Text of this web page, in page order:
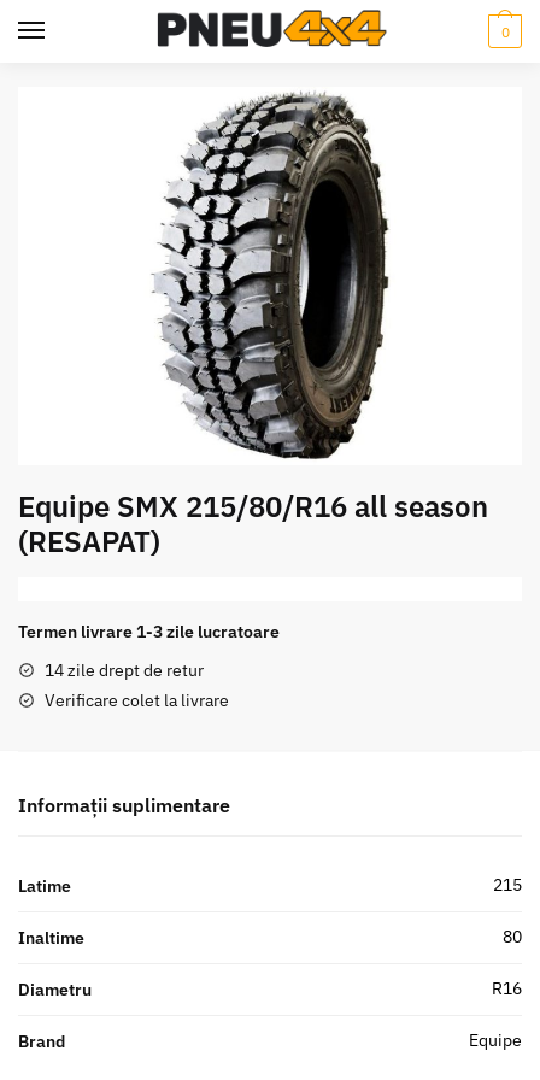
0
Equipe SMX 215/80/R16 all season
(RESAPAT)
Termen livrare 1-3 zile lucratoare
14 zile drept de retur
Verificare colet la livrare
Informații suplimentare
Latime 215
Inaltime 80
Diametru R16
Brand Equipe